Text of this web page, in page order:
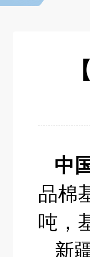
中
品棉
吨，
新